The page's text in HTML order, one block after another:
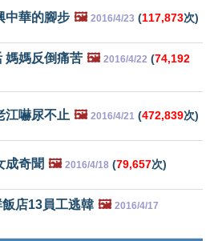
中華的腳步 🖼️ 2016/4/23 (117,873次)
媽媽反倒痛苦 🖼️ 2016/4/22 (74,192
江嚇尿不止 🖼️ 2016/4/21 (472,839次)
成奇聞 🖼️ 2016/4/18 (79,657次)
店13員工逃韓 🖼️ 2016/4/17